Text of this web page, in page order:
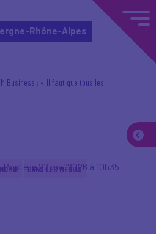
Rhône-Alpes
Business : « Il faut que tous les
Posté le 27 mai 2026 à 10h35
DANS LES MÉDIAS